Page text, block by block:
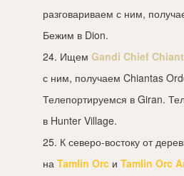
разговариваем с ним,
Бежим в Dion.
24. Ищем Gandi Chief
с ним, получаем Chiantas
Телепортируемся в Giran.
в Hunter Village.
25. К северо-востоку от
на Tamlin Orc и Tamlin Orc